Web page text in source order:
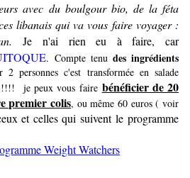
avec du boulgour bio, de la féta
libanais qui va vous faire voyager :
Je n'ai rien eu à faire, car
. Compte tenu des ingrédients
2 personnes c'est transformée en salade
!!!! je peux vous faire bénéficier de 20
premier colis, ou même 60 euros ( voir
et celles qui suivent le programme
Weight Watchers